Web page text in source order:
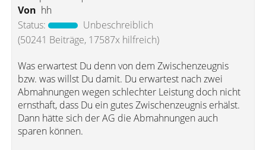
Von hh
Status:
Unbeschreiblich
(50241 Beiträge, 17587x hilfreich)
Was erwartest Du denn von dem Zwischenzeugnis
bzw. was willst Du damit. Du erwartest nach zwei
Abmahnungen wegen schlechter Leistung doch nicht
ernsthaft, dass Du ein gutes Zwischenzeugnis erhälst.
Dann hätte sich der AG die Abmahnungen auch
sparen können.